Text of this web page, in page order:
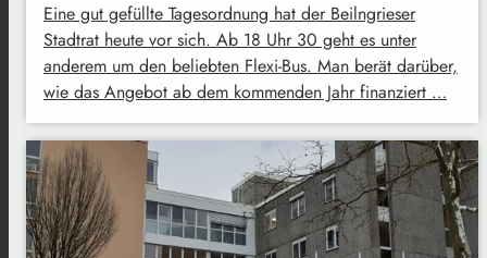
Eine gut gefüllte Tagesordnung hat der Beilngrieser
Stadtrat heute vor sich. Ab 18 Uhr 30 geht es unter
anderem um den beliebten Flexi-Bus. Man berät darüber,
wie das Angebot ab dem kommenden Jahr finanziert …